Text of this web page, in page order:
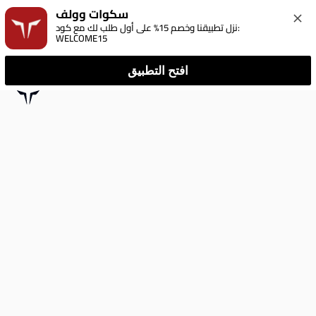
سكوات وولف
نزل تطبيقنا وخصم 15% على أول طلب لك مع كود:
WELCOME15
افتح التطبيق